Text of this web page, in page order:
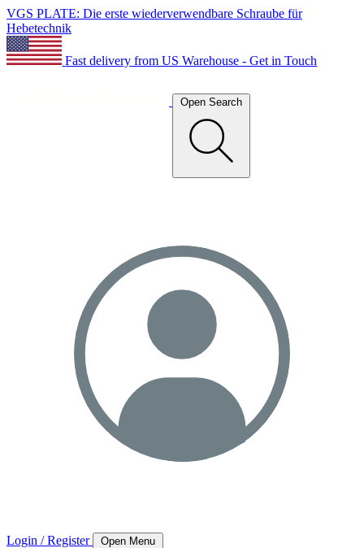
VGS PLATE: Die erste wiederverwendbare Schraube für
Hebetechnik
Fast delivery from US Warehouse - Get in Touch
Open Search
Login / Register Open Menu